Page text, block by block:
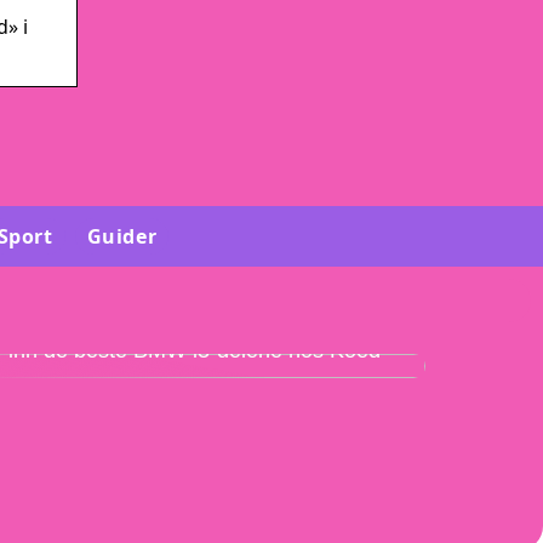
i
Guider
de beste BMW i3-delene hos Koed